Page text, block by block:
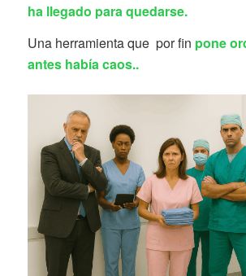
ha llegado para quedarse.
Una herramienta que por fin pone
antes había caos..